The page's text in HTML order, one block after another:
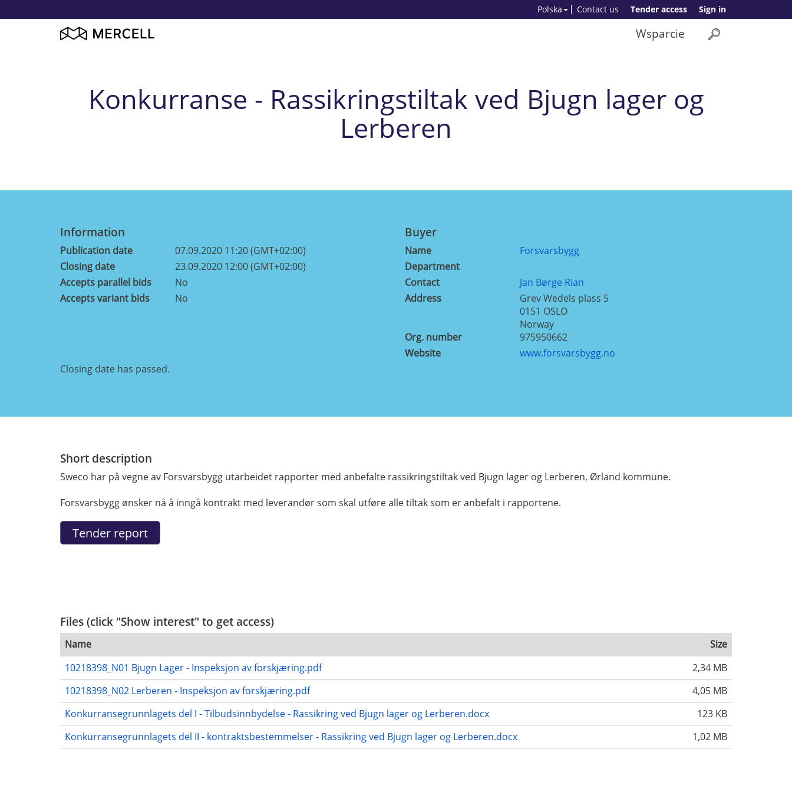
Sign in
Tender access
Contact us
Polska
Wsparcie
Konkurranse - Rassikringstiltak ved Bjugn lager og
Lerberen
Information
Publication date
07.09.2020 11:20 (GMT+02:00)
Closing date
23.09.2020 12:00 (GMT+02:00)
Accepts parallel bids
No
Accepts variant bids
No
Buyer
Name
Forsvarsbygg
Department
Contact
Jan Børge Rian
Address
Grev Wedels plass 5
0151 OSLO
Norway
Org. number
975950662
Website
www.forsvarsbygg.no
Closing date has passed.
Short description
Sweco har på vegne av Forsvarsbygg utarbeidet rapporter med anbefalte rassikringstiltak ved Bjugn lager og Lerberen, Ørland kommune.
Forsvarsbygg ønsker nå å inngå kontrakt med leverandør som skal utføre alle tiltak som er anbefalt i rapportene.
Files (click "Show interest" to get access)
Name
Size
10218398_N01 Bjugn Lager - Inspeksjon av forskjæring.pdf
2,34 MB
10218398_N02 Lerberen - Inspeksjon av forskjæring.pdf
4,05 MB
Konkurransegrunnlagets del I - Tilbudsinnbydelse - Rassikring ved Bjugn lager og Lerberen.docx
123 KB
Konkurransegrunnlagets del II - kontraktsbestemmelser - Rassikring ved Bjugn lager og Lerberen.docx
1,02 MB